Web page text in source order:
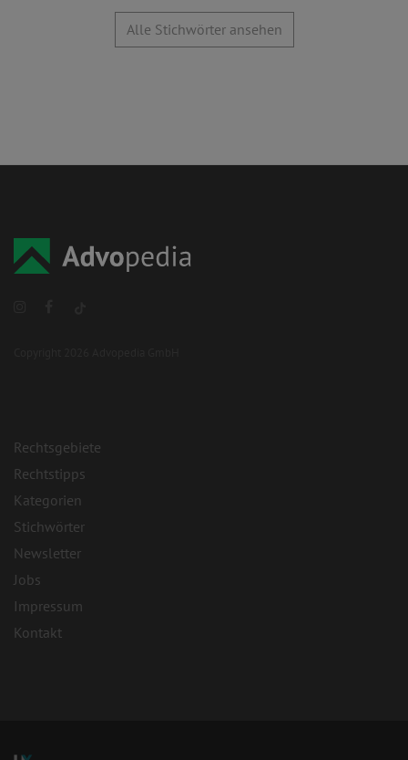
Alle Stichwörter ansehen
Rechtsgebiete
Rechtstipps
Kategorien
Stichwörter
Newsletter
Jobs
Impressum
Kontakt